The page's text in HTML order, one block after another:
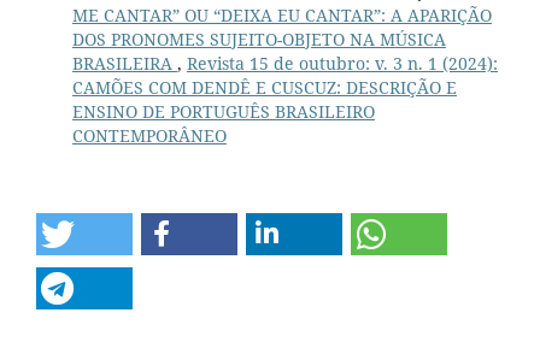
ME CANTAR” OU “DEIXA EU CANTAR”: A APARIÇÃO
DOS PRONOMES SUJEITO-OBJETO NA MÚSICA
BRASILEIRA , Revista 15 de outubro: v. 3 n. 1 (2024):
CAMÕES COM DENDÊ E CUSCUZ: DESCRIÇÃO E
ENSINO DE PORTUGUÊS BRASILEIRO
CONTEMPORÂNEO